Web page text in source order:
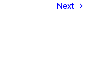
Next